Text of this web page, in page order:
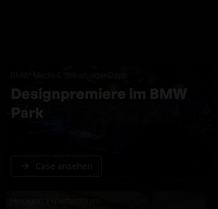
BMW: Media & Stakeholder Days
Designpremiere im BMW
Park
Case ansehen